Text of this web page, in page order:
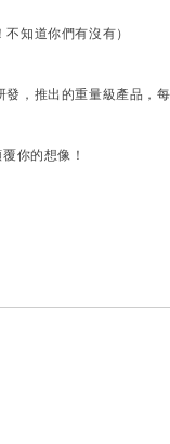
知道你們有沒有）
，推出的重量級產品，
你的想像！